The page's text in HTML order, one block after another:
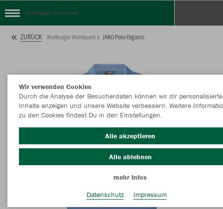
Warburger Waldquell
ZURÜCK Warburger Waldquell JAKO Polo Organic
Wir verwenden Cookies
Durch die Analyse der Besucherdaten können wir dir personalisierte
Inhalte anzeigen und unsere Website verbessern. Weitere
zu den Cookies findest Du in den Einstellungen.
Alle akzeptieren
Alle ablehnen
mehr Infos
Datenschutz
Impressum